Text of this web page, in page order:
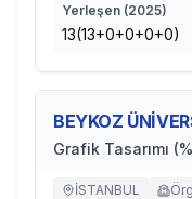
Yerleşen (2025)
13(13+0+0+0+0)
BEYKOZ
Grafik Tasarımı
İSTANBUL